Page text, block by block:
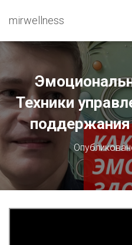
mirwellness
Техники
поддержания